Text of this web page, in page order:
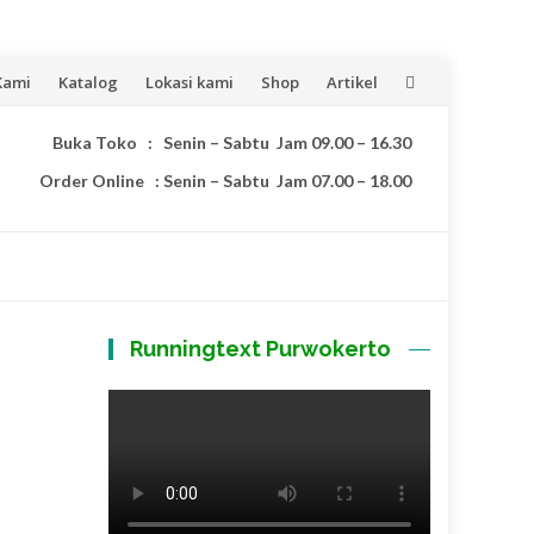
Katalog Lokasi kami Shop Artikel
Buka Toko : Senin – Sabtu Jam 09.00 – 16.30
Order Online : Senin – Sabtu Jam 07.00 – 18.00
Runningtext Purwokerto